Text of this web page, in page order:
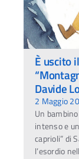
È uscito
Davide
2 Maggio
Un
intenso e
caprioli” di
l’esordio